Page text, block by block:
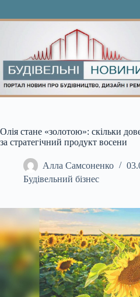
Олія стане «золотою»: скільки
за стратегічний продукт восени
Алла Самсоненко
Будівельний бізнес